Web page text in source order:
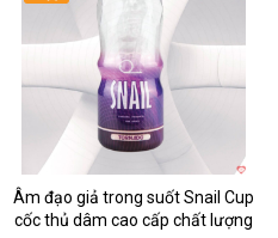
Âm đạo giả trong suốt Snail Cup
cốc thủ dâm cao cấp chất lượng